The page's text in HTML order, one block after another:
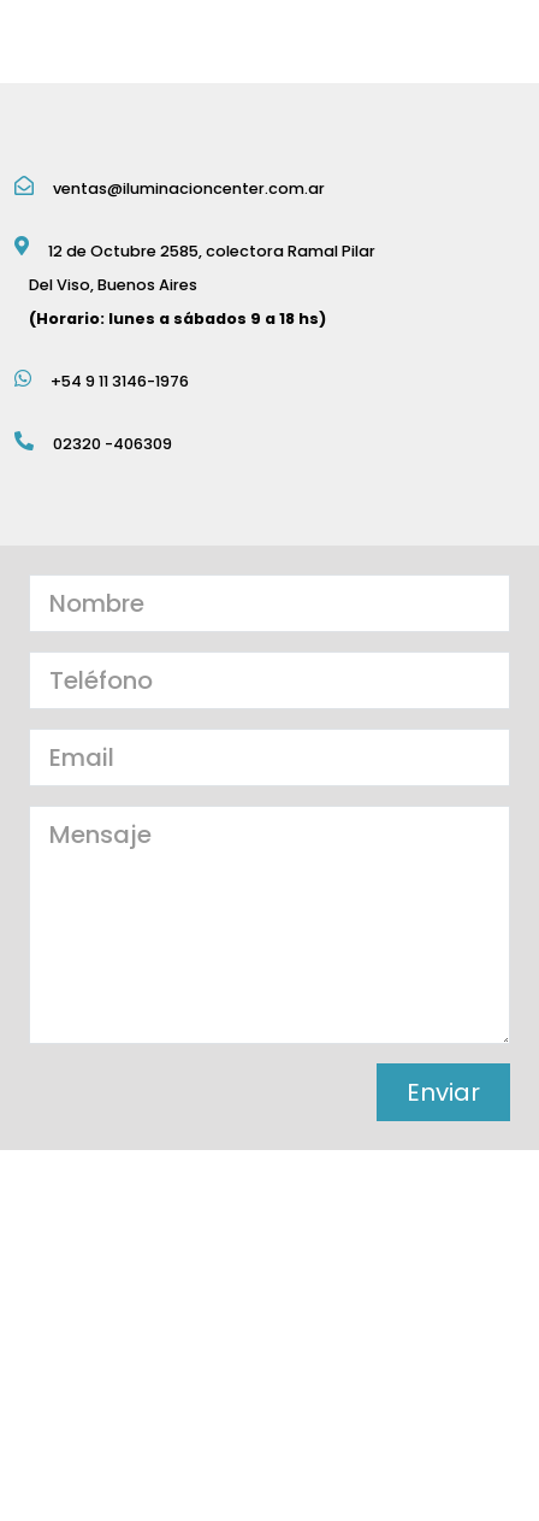
ventas@iluminacioncenter.com.ar
12 de Octubre 2585, colectora Ramal Pilar
Del Viso, Buenos Aires
(Horario: lunes a sábados 9 a 18 hs)
+54 9 11 3146-1976
02320 -406309
Enviar